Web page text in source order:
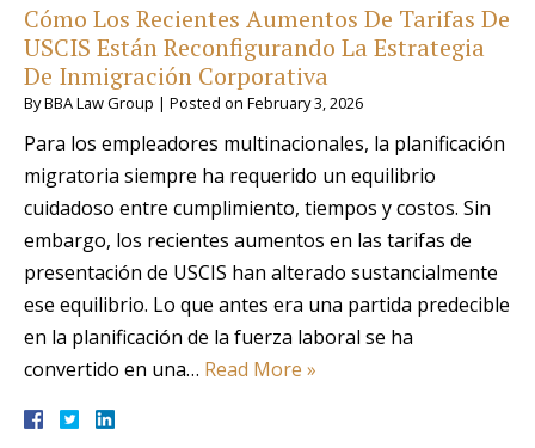
Cómo Los Recientes Aumentos De Tarifas De
USCIS Están Reconfigurando La Estrategia
De Inmigración Corporativa
ByBBA Law Group | Posted on February 3, 2026
Para los empleadores multinacionales, la planificación
migratoria siempre ha requerido un equilibrio
cuidadoso entre cumplimiento, tiempos y costos. Sin
embargo, los recientes aumentos en las tarifas de
presentación de USCIS han alterado sustancialmente
ese equilibrio. Lo que antes era una partida predecible
en la planificación de la fuerza laboral se ha
convertido en una… Read More »